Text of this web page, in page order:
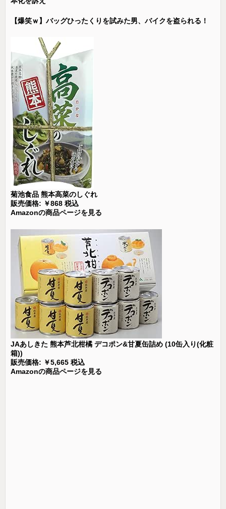
【爆笑ｗ】バッグひったくりを試みた男、バイクを盗られる！
菊池食品 熊本高菜のしぐれ
販売価格: ￥868 税込
Amazonの商品ページを見る
JAあしきた 熊本芦北柑橘 デコポン&甘夏缶詰め (10缶入り(化粧
箱))
販売価格: ￥5,665 税込
Amazonの商品ページを見る